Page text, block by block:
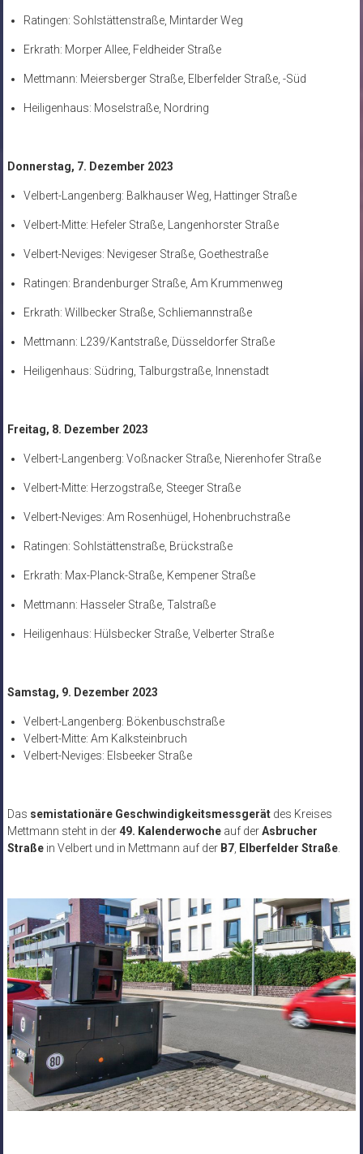
Ratingen: Sohlstättenstraße, Mintarder Weg
Erkrath: Morper Allee, Feldheider Straße
Mettmann: Meiersberger Straße, Elberfelder Straße, -Süd
Heiligenhaus: Moselstraße, Nordring
Donnerstag, 7. Dezember 2023
Velbert-Langenberg: Balkhauser Weg, Hattinger Straße
Velbert-Mitte: Hefeler Straße, Langenhorster Straße
Velbert-Neviges: Nevigeser Straße, Goethestraße
Ratingen: Brandenburger Straße, Am Krummenweg
Erkrath: Willbecker Straße, Schliemannstraße
Mettmann: L239/Kantstraße, Düsseldorfer Straße
Heiligenhaus: Südring, Talburgstraße, Innenstadt
Freitag, 8. Dezember 2023
Velbert-Langenberg: Voßnacker Straße, Nierenhofer Straße
Velbert-Mitte: Herzogstraße, Steeger Straße
Velbert-Neviges: Am Rosenhügel, Hohenbruchstraße
Ratingen: Sohlstättenstraße, Brückstraße
Erkrath: Max-Planck-Straße, Kempener Straße
Mettmann: Hasseler Straße, Talstraße
Heiligenhaus: Hülsbecker Straße, Velberter Straße
Samstag, 9. Dezember 2023
Velbert-Langenberg: Bökenbuschstraße
Velbert-Mitte: Am Kalksteinbruch
Velbert-Neviges: Elsbeeker Straße
Das semistationäre Geschwindigkeitsmessgerätdes Kreises
Mettmann steht in der49. Kalenderwocheauf derAsbrucher
Straßein Velbert und in Mettmann auf der B7, Elberfelder Straße.